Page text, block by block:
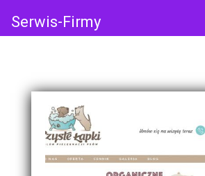
Serwis-Firmy